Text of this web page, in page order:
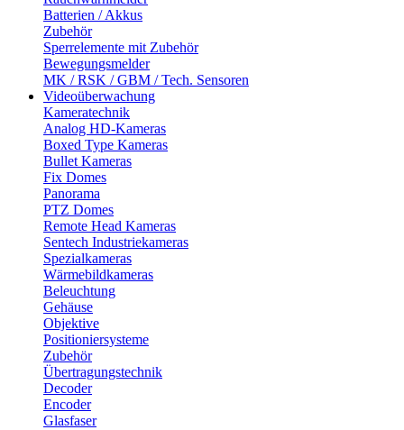
Batterien / Akkus
Zubehör
Sperrelemente mit Zubehör
Bewegungsmelder
MK / RSK / GBM / Tech. Sensoren
Videoüberwachung
Kameratechnik
Analog HD-Kameras
Boxed Type Kameras
Bullet Kameras
Fix Domes
Panorama
PTZ Domes
Remote Head Kameras
Sentech Industriekameras
Spezialkameras
Wärmebildkameras
Beleuchtung
Gehäuse
Objektive
Positioniersysteme
Zubehör
Übertragungstechnik
Decoder
Encoder
Glasfaser